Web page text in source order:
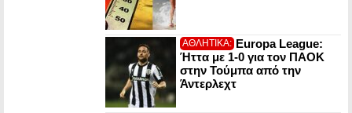
ΑΘΛΗΤΙΚΑ: Europa League:
Ήττα με 1-0 για τον ΠΑΟΚ
στην Τούμπα από την
Άντερλεχτ